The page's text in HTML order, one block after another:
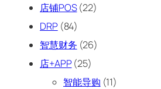
店铺POS(22)
DRP(84)
智慧财务 (26)
店+APP(25)
智能导购 (11)